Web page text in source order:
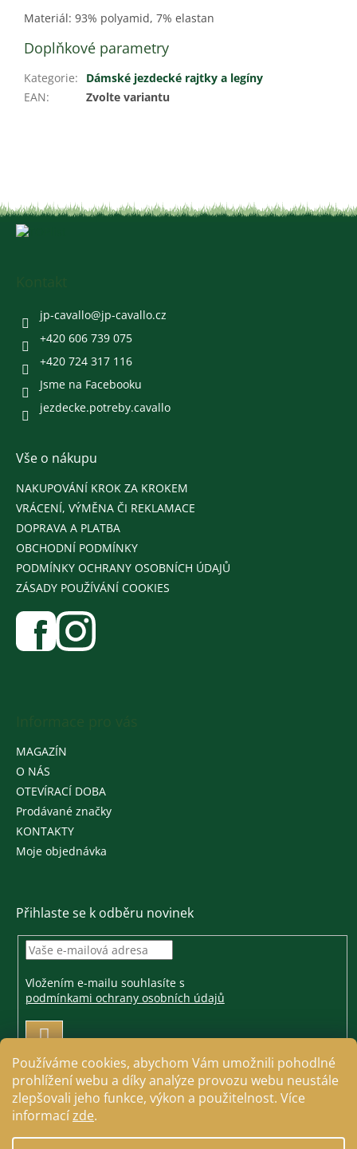
Používáme cookies, abychom Vám umožnili pohodlné
prohlížení webu a díky analýze provozu webu neustále
zlepšovali jeho funkce, výkon a použitelnost. Více
informacízde.
Materiál: 93% polyamid, 7% elastan
Doplňkové parametry
Kategorie:
Dámské jezdecké rajtky a legíny
EAN: Zvolte variantu
jp-cavallo@jp-cavallo.cz
+420 606 739 075
+420 724 317 116
Jsme na Facebooku
jezdecke.potreby.cavallo
Vše o nákupu
NAKUPOVÁNÍ KROK ZA KROKEM
VRÁCENÍ, VÝMĚNA ČI REKLAMACE
DOPRAVA A PLATBA
OBCHODNÍ PODMÍNKY
PODMÍNKY OCHRANY OSOBNÍCH ÚDAJŮ
ZÁSADY POUŽÍVÁNÍ COOKIES
MAGAZÍN
O NÁS
OTEVÍRACÍ DOBA
Prodávané značky
KONTAKTY
Moje objednávka
Přihlaste se k odběru novinek
Vložením e-mailu souhlasíte s
podmínkami ochrany osobních údajů
PŘIHLÁSIT